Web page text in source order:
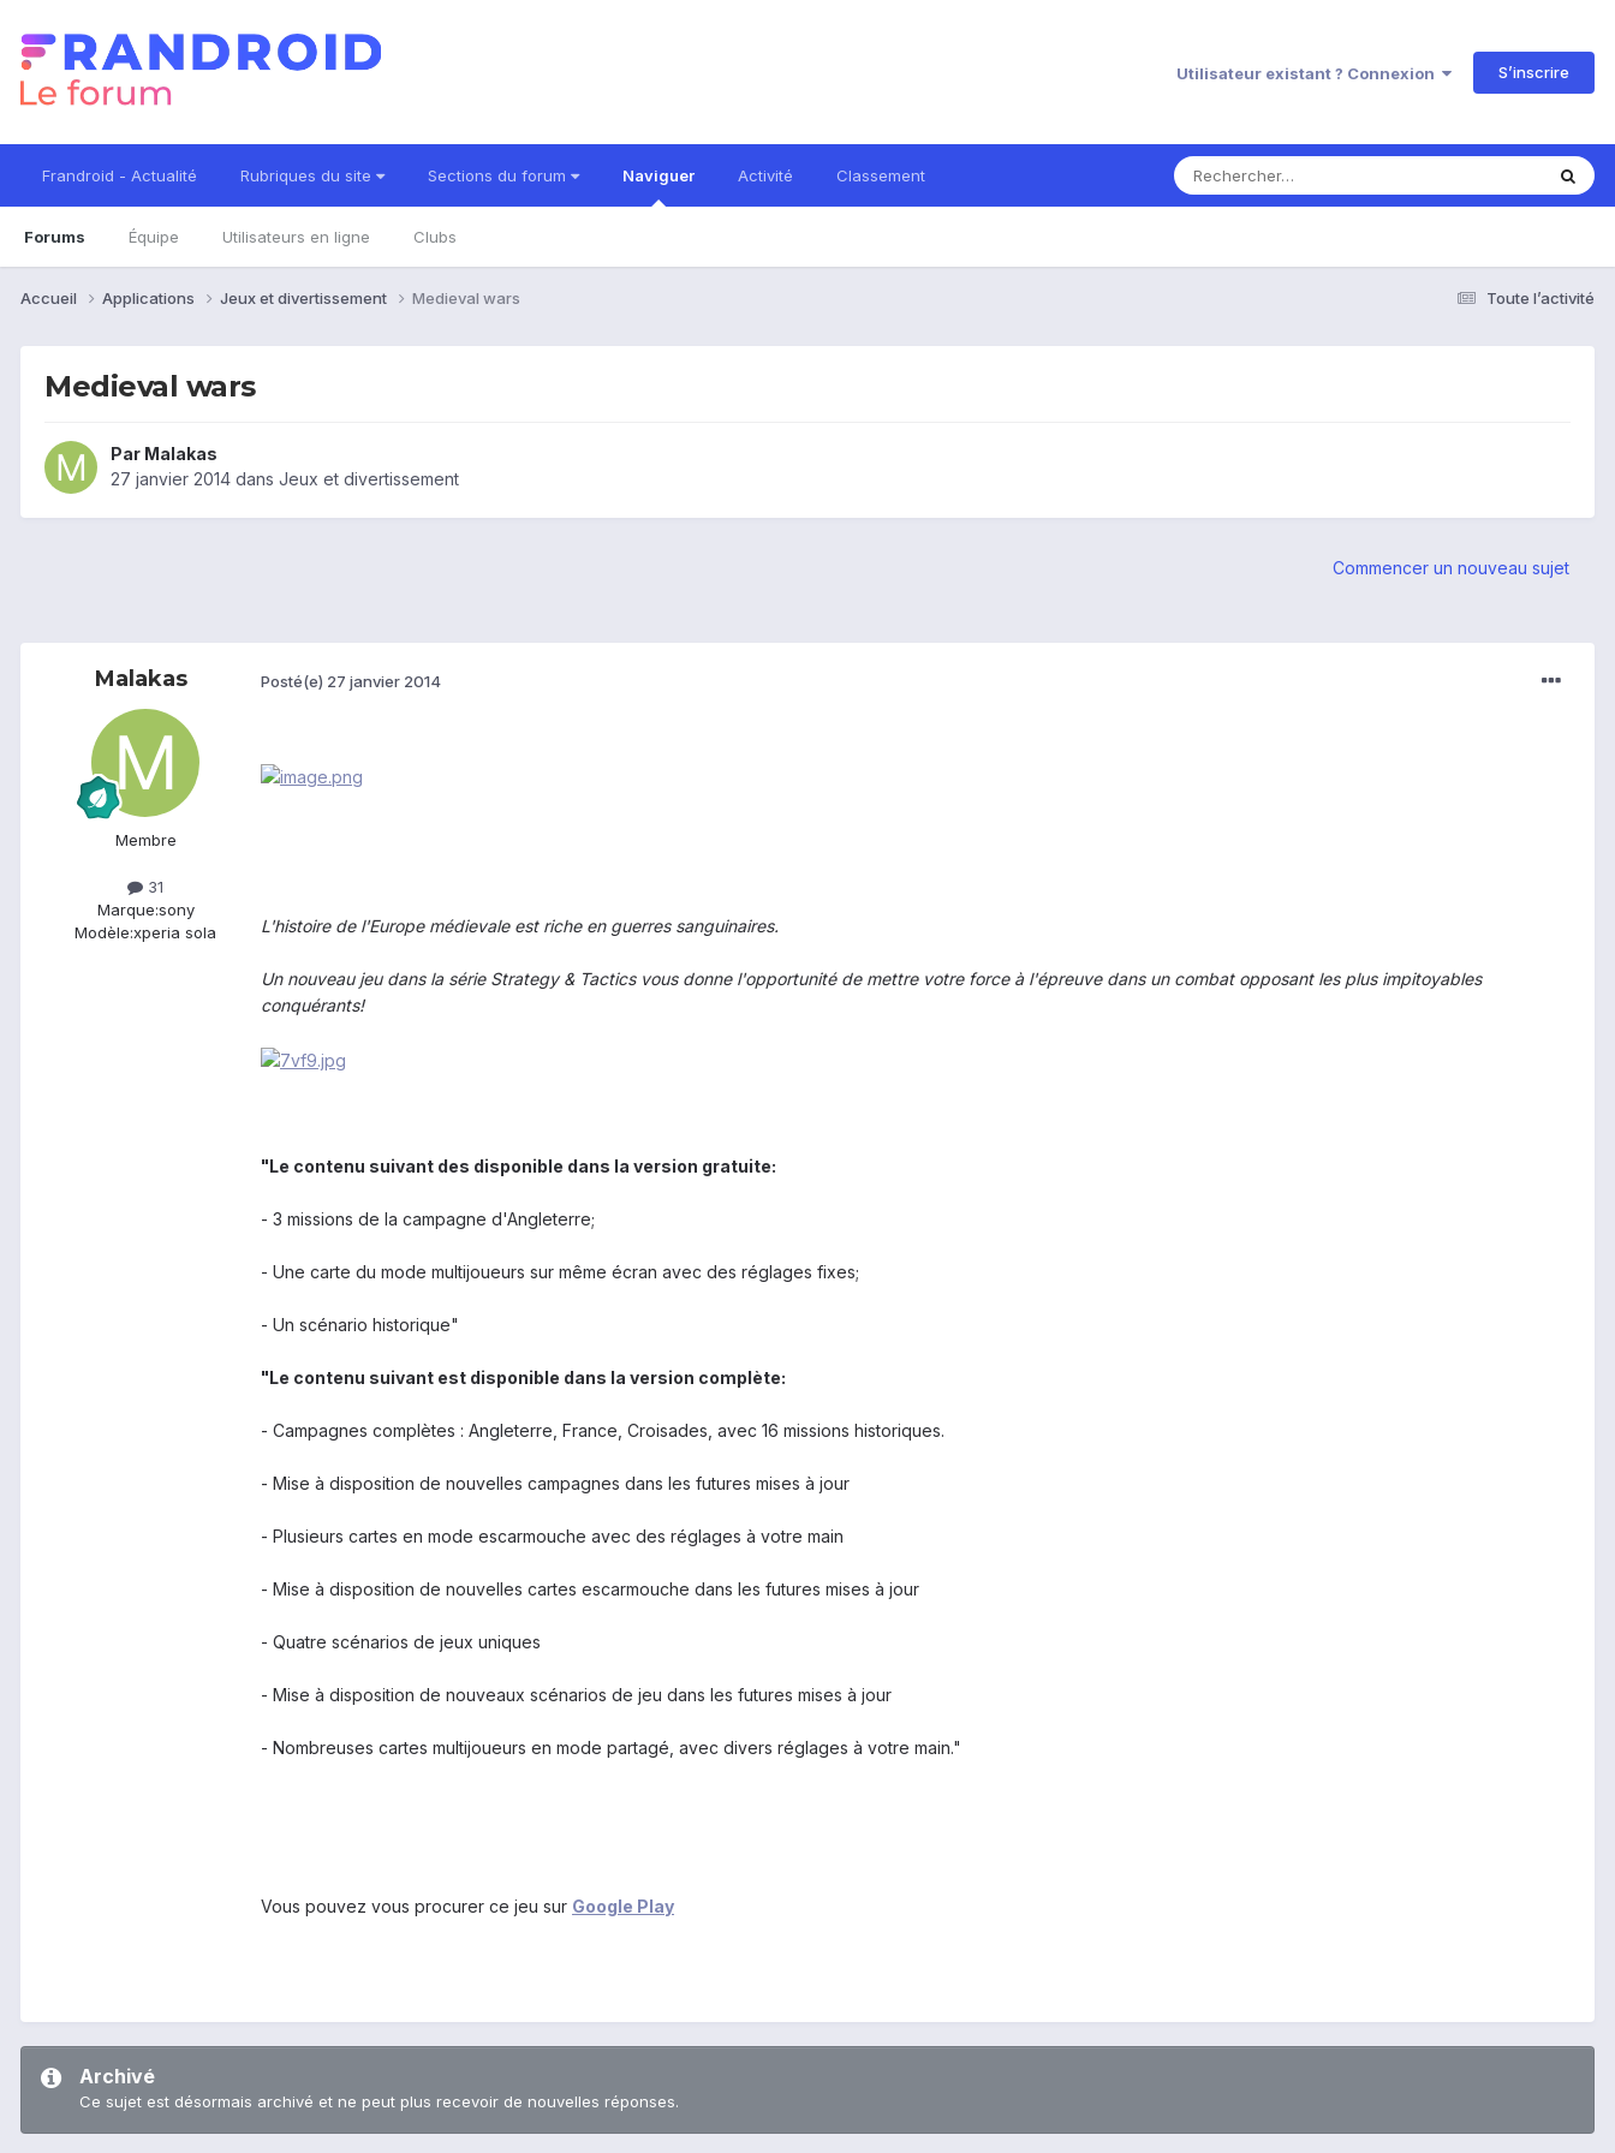
Utilisateur existant ? Connexion S’inscrire
Frandroid - Actualité Rubriques du site Sections du forum Naviguer
Forums Équipe Utilisateurs en ligne Clubs
Activité Classement
Toute l’activité
Accueil Applications Jeux et divertissement Medieval wars
Medieval wars
Par Malakas
27 janvier 2014 dans Jeux et divertissement
Commencer un nouveau sujet
Malakas
Membre
31
Marque:sony
Modèle:xperia sola
Posté(e) 27 janvier 2014
L'histoire de l'Europe médievale est riche en guerres sanguinaires.
Un nouveau jeu dans la série Strategy & Tactics vous donne l'opportunité de mettre votre force à l'épreuve dans un combat opposant les plus impitoyables
conquérants!
"Le contenu suivant des disponible dans la version gratuite:
- 3 missions de la campagne d'Angleterre;
- Une carte du mode multijoueurs sur même écran avec des réglages fixes;
- Un scénario historique"
"Le contenu suivant est disponible dans la version complète:
- Campagnes complètes : Angleterre, France, Croisades, avec 16 missions historiques.
- Mise à disposition de nouvelles campagnes dans les futures mises à jour
- Plusieurs cartes en mode escarmouche avec des réglages à votre main
- Mise à disposition de nouvelles cartes escarmouche dans les futures mises à jour
- Quatre scénarios de jeux uniques
- Mise à disposition de nouveaux scénarios de jeu dans les futures mises à jour
- Nombreuses cartes multijoueurs en mode partagé, avec divers réglages à votre main."
Vous pouvez vous procurer ce jeu sur Google Play
Archivé
Ce sujet est désormais archivé et ne peut plus recevoir de nouvelles réponses.